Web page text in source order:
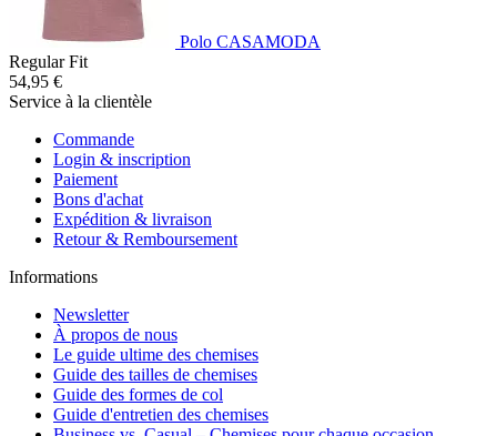
Polo CASAMODA
Regular Fit
54,95 €
Service à la clientèle
Commande
Login & inscription
Paiement
Bons d'achat
Expédition & livraison
Retour & Remboursement
Informations
Newsletter
À propos de nous
Le guide ultime des chemises
Guide des tailles de chemises
Guide des formes de col
Guide d'entretien des chemises